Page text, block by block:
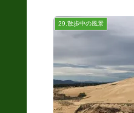
29.散歩中の風景